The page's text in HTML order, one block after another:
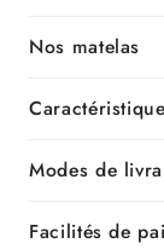
Nos matelas
Modes de
Facilités de